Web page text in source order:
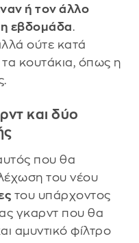
ή τον άλλο
εβδομάδα.
ούτε κατά
κουτάκια, όπως η
και δύο
που θα
του νέου
του υπάρχοντος
γκαρντ που θα
αμυντικό φίλτρο